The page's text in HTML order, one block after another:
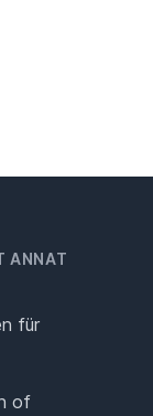
ANNAT
für
of